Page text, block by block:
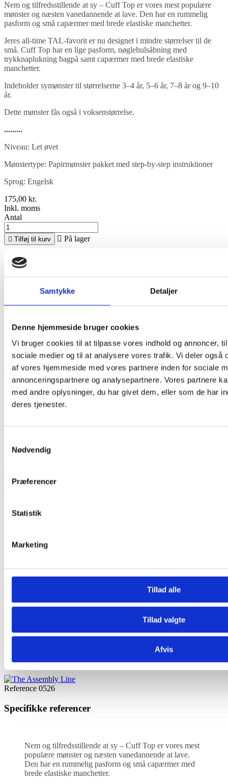
Samtykke Detaljer
Denne hjemmeside bruger cookies
Vi bruger cookies til at tilpasse vores indhold og annoncer,
sociale medier og til at analysere vores trafik. Vi deler også
af vores hjemmeside med vores partnere inden for sociale
annonceringspartnere og analysepartnere. Vores partnere
med andre oplysninger, du har givet dem, eller som de har
deres tjenester.
Nødvendig
Præferencer
Statistik
Marketing
Tillad alle
Tillad valgte
Afvis
Nem og tilfredsstillende at sy – Cuff Top er vores mest populære
mønster og næsten vanedannende at lave. Den har en rummelig
pasform og små capærmer med brede elastiske manchetter.
Jeres all-time TAL-favorit er nu designet i mindre størrelser til de
små. Cuff Top har en lige pasform, nøglehulsåbning med
trykknaplukning bagpå samt capærmer med brede elastiske
manchetter.
Indeholder symønster til størrelserne 3–4 år, 5–6 år, 7–8 år og 9–10
år.
Dette mønster fås også i voksenstørrelse.
.........
Niveau: Let øvet
Mønstertype: Papirmønster pakket med step-by-step instruktioner
Sprog: Engelsk
175,00 kr.
Inkl. moms
Antal
 Tilføj til kurv  På lager
Del
Produktoplysninger
Stofforbrug (i meter)
Stofforbruget er beregnet ud fra stof uden mønsterretning. Se layout-
siden i samlevejledningen for flere detaljer.
Størrelse 3–4 år 5–6 år 7–8 år 9–10 år XS
Matchende sytråd
Strygeindlæg / vlieseline
cm, 3XL 92 cm
XL–3XL kræver 1 påsyelig knap
Modellen er velegnet til vævet stof i let eller mellem kvalitet som
cottonlawn,silke, tynd hør, mv.
Reference 0526
Specifikke referencer
Nem og tilfredsstillende at sy – Cuff Top er vores mest
populære mønster og næsten vanedannende at lave.
Den har en rummelig pasform og små capærmer med
brede elastiske manchetter.